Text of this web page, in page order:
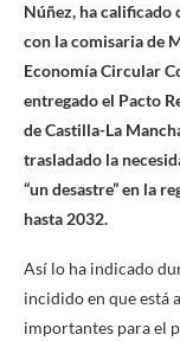
Núñez, ha calificado
con la comisaria de
Economía Circular
entregado el Pacto
de Castilla-La
trasladado la
“un desastre” en la
hasta 2032.
Así lo ha indicado
incidido en que está
importantes para el